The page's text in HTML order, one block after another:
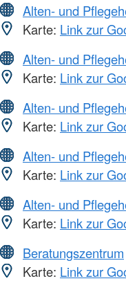
Alten- und
Karte: Link zur
Alten- und
Karte: Link zur
Alten- und
Karte: Link zur
Alten- und
Karte: Link zur
Alten- und
Karte: Link zur
Beratungszentrum
Karte: Link zur